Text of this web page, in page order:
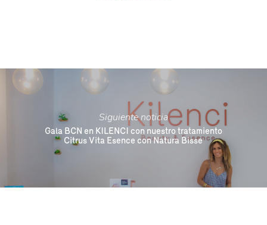
Siguiente noticia
Gala BCN en KILENCI con nuestro tratamiento
Citrus Vita Esence con Natura Bisse